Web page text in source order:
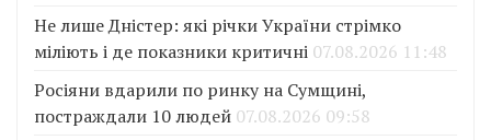
Не лише Дністер: які річки України стрімко
міліють і де показники критичні 07.08.2026 11:48
Росіяни вдарили по ринку на Сумщині,
постраждали 10 людей 07.08.2026 09:58